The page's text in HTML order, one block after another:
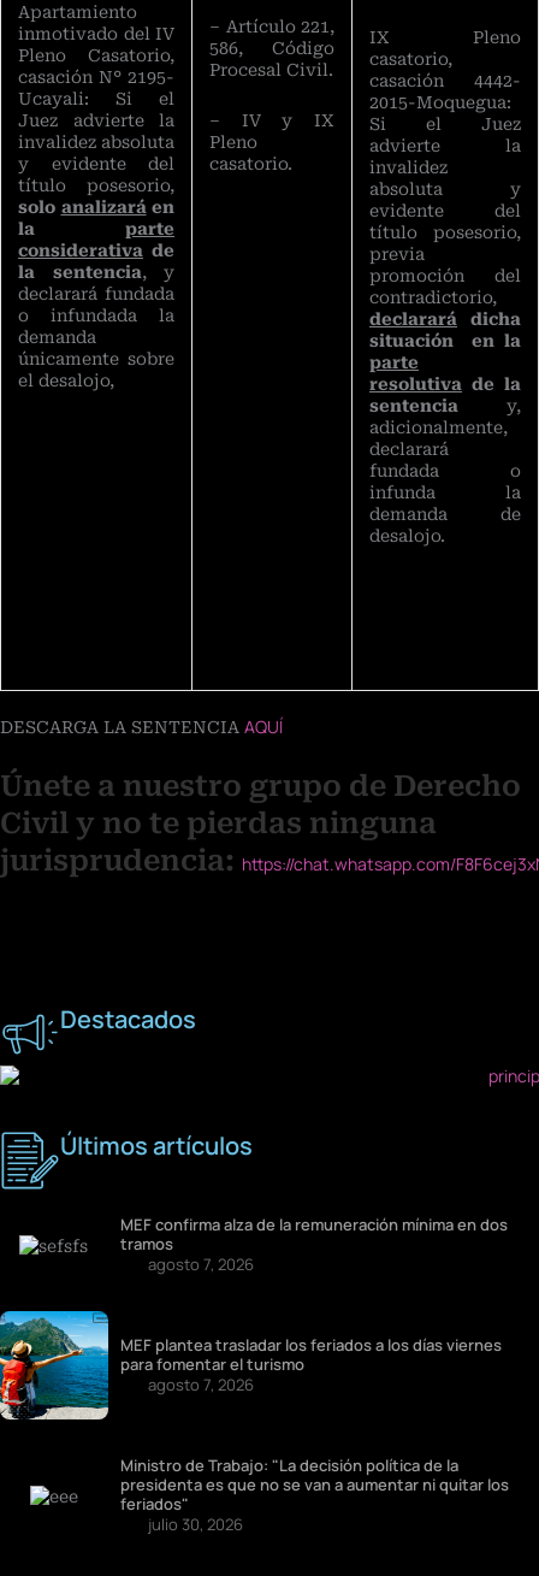
Apartamiento
inmotivado del IV
Pleno Casatorio,
casación N° 2195-
Ucayali: Si el
Juez advierte la
invalidez absoluta
y evidente del
título posesorio,
solo analizará en
la parte
considerativa de
la sentencia, y
declarará fundada
o infundada la
demanda
únicamente sobre
el desalojo,
– Artículo 221,
586, Código
Procesal Civil.
– IV y IX
Pleno
casatorio.
IX Pleno
casatorio,
casación 4442-
2015-Moquegua:
Si el Juez
advierte la
invalidez
absoluta y
evidente del
título posesorio,
previa
promoción del
contradictorio,
declarará dicha
situación en la
parte
resolutiva de la
sentencia y,
adicionalmente,
declarará
fundada o
infunda la
demanda de
desalojo.
DESCARGA LA SENTENCIA AQUÍ
Únete a nuestro grupo de Derecho
Civil y no te pierdas ninguna
jurisprudencia: https://chat.whatsapp.com/
Destacados
Últimos artículos
MEF confirma alza de la remuneración mínima en dos
tramos
agosto 7, 2026
MEF plantea trasladar los feriados a los días viernes
para fomentar el turismo
agosto 7, 2026
Ministro de Trabajo: "La decisión política de la
presidenta es que no se van a aumentar ni quitar los
feriados"
julio 30, 2026